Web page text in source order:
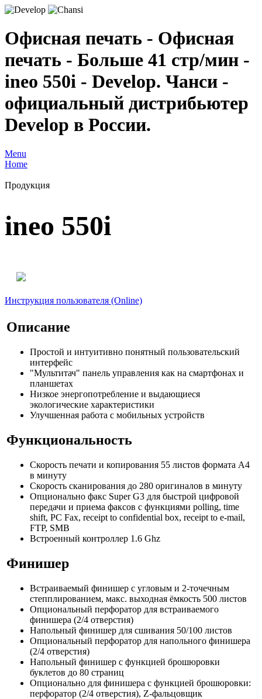
Офисная печать - Офисная
печать - Больше 41 стр/мин -
ineo 550i - Develop. Чанси -
официальный дистрибьютер
Develop в России.
Menu
Home
Продукция
ineo 550i
Инструкция пользователя (Online)
Описание
Простой и интуитивно понятный пользовательский
интерфейс
"Мультитач" панель управления как на смартфонах и
планшетах
Низкое энергопотребление и выдающиеся
экологические характеристики
Улучшенная работа с мобильных устройств
Функциональность
Скорость печати и копирования 55 листов формата А4
в минуту
Скорость сканирования до 280 оригиналов в минуту
Опционально факс Super G3 для быстрой цифровой
передачи и приема факсов с функциями polling, time
shift, PC Fax, receipt to confidential box, receipt to e-mail,
FTP, SMB
Встроенный контроллер 1.6 Ghz
Финишер
Встраиваемый финишер с угловым и 2-точечным
степплированием, макс. выходная ёмкость 500 листов
Опциональный перфоратор для встраиваемого
финишера (2/4 отверстия)
Напольный финишер для сшивания 50/100 листов
Опциональный перфоратор для напольного финишера
(2/4 отверстия)
Напольный финишер с функцией брошюровки
буклетов до 80 страниц
Опционально для финишера с функцией брошюровки:
перфоратор (2/4 отверстия), Z-фальцовщик